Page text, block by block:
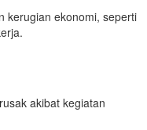
kerugian ekonomi, seperti
akibat kegiatan